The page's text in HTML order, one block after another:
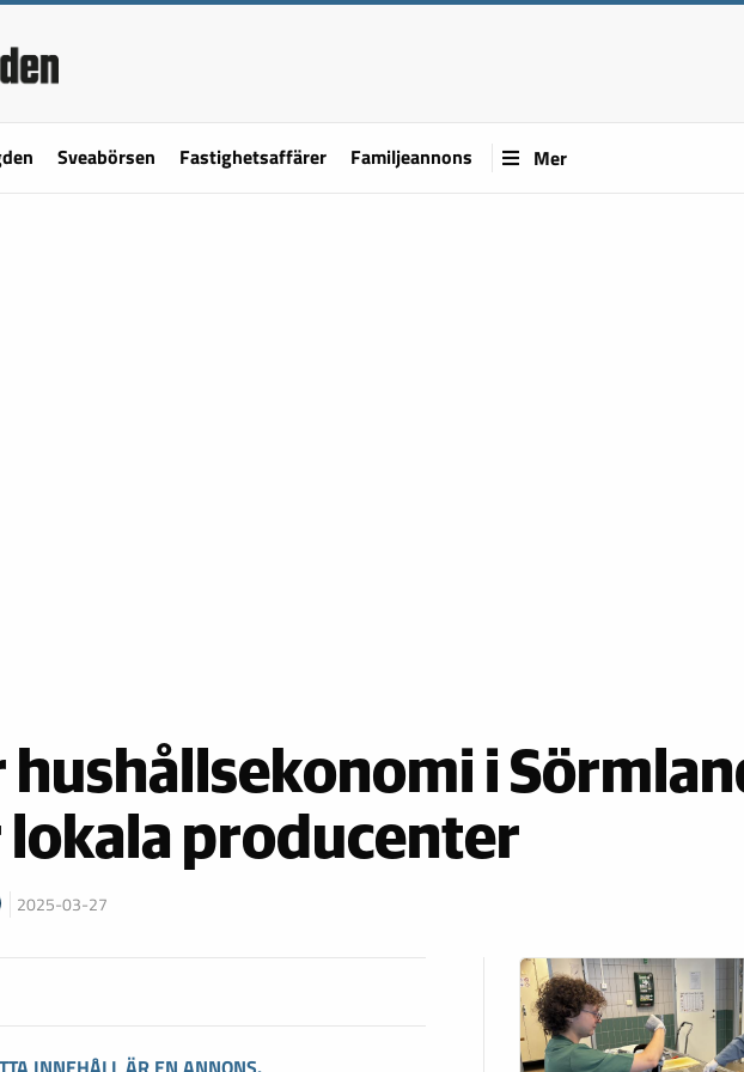
Sveabörsen Fastighetsaffärer Familjeannons Mer
hushållsekonomi i
producenter
2025-03-27